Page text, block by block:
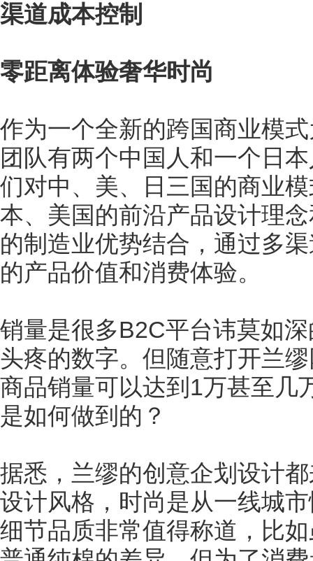
渠道成本控制
零距离体验奢华时尚
作为一个全新的跨国商业模
团队有两个中国人和一个日
们对中、美、日三国的商业
本、美国的前沿产品设计理
的制造业优势结合，通过多
的产品价值和消费体验。
销量是很多B2C平台讳莫如
头疼的数字。但随意打开兰
商品销量可以达到1万甚至几
是如何做到的？
据悉，兰缪的创意企划设计
设计风格，时尚是从一线城
细节品质非常值得称道，比